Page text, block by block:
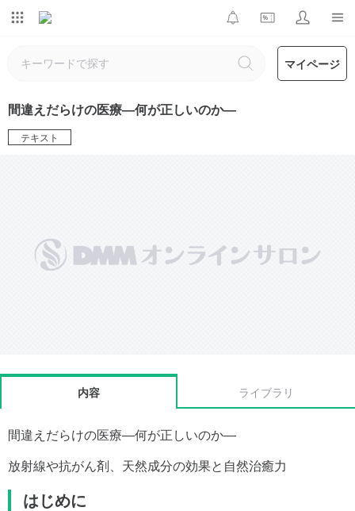
マイページ
間違えだらけの医療―何が正しいのか―
テキスト
内容 ライブラリ
間違えだらけの医療―何が正しいのか―
放射線や抗がん剤、天然成分の効果と自然治癒力
はじめに